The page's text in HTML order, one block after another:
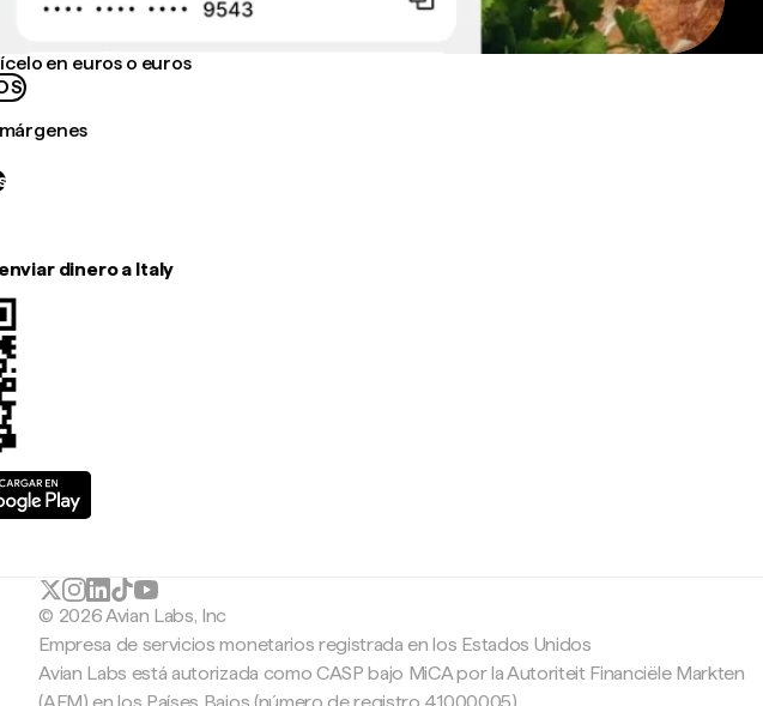
en euros o euros
dinero a Italy
© 2026 Avian Labs, Inc
Empresa de servicios monetarios registrada en los Estados Unidos
Avian Labs está autorizada como CASP bajo MiCA por la Autoriteit Financiële Markten